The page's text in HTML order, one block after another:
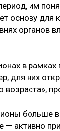
им
основу для
органов
в
для них
возраста»,
больше
— активно